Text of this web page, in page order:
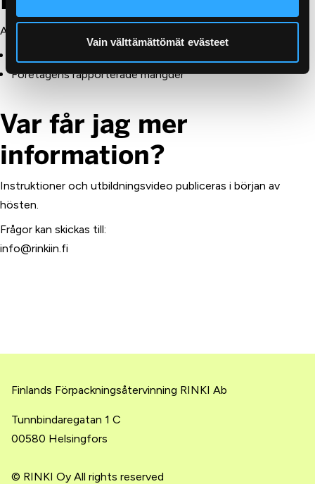
Vain välttämättömät evästeet
Avgifterna fastställs 2027 och baseras på:
Företagens rapporterade mängder
Var får jag mer
information?
Instruktioner och utbildningsvideo publiceras i början av
hösten.
Frågor kan skickas till:
info@rinkiin.fi
Finlands Förpackningsåtervinning RINKI Ab
Tunnbindaregatan 1 C
00580 Helsingfors
© RINKI Oy All rights reserved